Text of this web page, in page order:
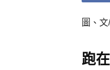
圖、
跑